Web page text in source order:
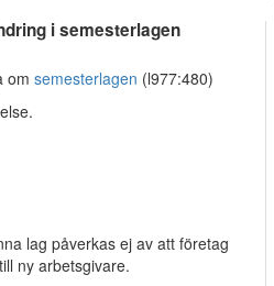
i semesterlagen
om semesterlagen (l977:480)
lag påverkas ej av att företag
ny arbetsgivare.